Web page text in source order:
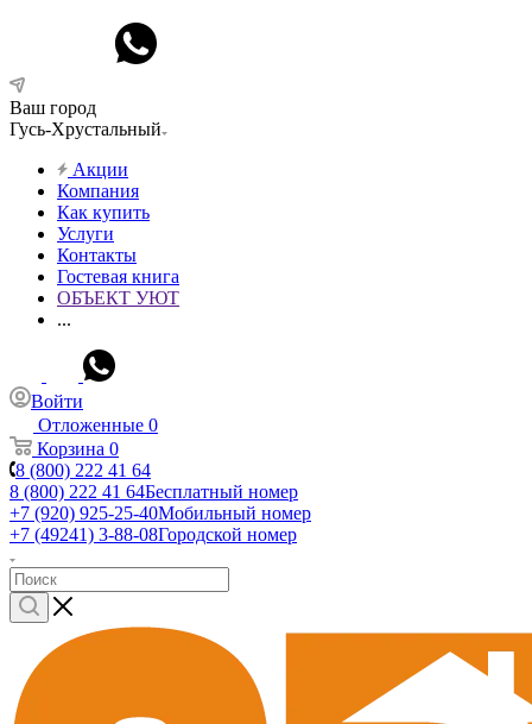
Ваш город
Гусь-Хрустальный
Акции
Компания
Как купить
Услуги
Контакты
Гостевая книга
ОБЪЕКТ УЮТ
...
Войти
Отложенные 0
Корзина 0
8 (800) 222 41 64
8 (800) 222 41 64Бесплатный номер
+7 (920) 925-25-40Мобильный номер
+7 (49241) 3-88-08Городской номер